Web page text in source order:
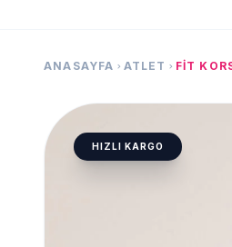
ANASAYFA chevron_right ATLET chevron_right FIT
HIZLI KARGO